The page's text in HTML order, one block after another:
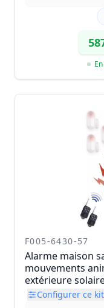
F005-6430-57
Alarme maison
mouvements
extérieure
Configurer ce kit